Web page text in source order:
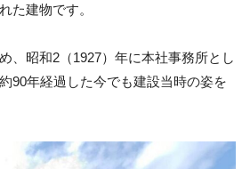
た建物です。
、昭和2（1927）年に本社事務所とし
90年経過した今でも建設当時の姿を